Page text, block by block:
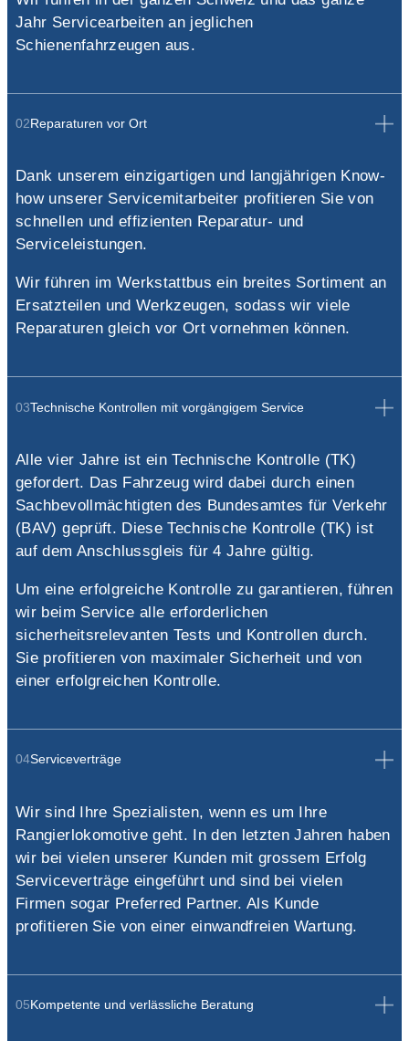
Jahr Servicearbeiten an jeglichen
Schienenfahrzeugen aus.
02 Reparaturen vor Ort
Dank unserem einzigartigen und langjährigen Know-
how unserer Servicemitarbeiter profitieren Sie von
schnellen und effizienten Reparatur- und
Serviceleistungen.
Wir führen im Werkstattbus ein breites Sortiment an
Ersatzteilen und Werkzeugen, sodass wir viele
Reparaturen gleich vor Ort vornehmen können.
03Technische Kontrollen mit vorgängigem Service
Alle vier Jahre ist ein Technische Kontrolle (TK)
gefordert. Das Fahrzeug wird dabei durch einen
Sachbevollmächtigten des Bundesamtes für Verkehr
(BAV) geprüft. Diese Technische Kontrolle (TK) ist
auf dem Anschlussgleis für 4 Jahre gültig.
Um eine erfolgreiche Kontrolle zu garantieren, führen
wir beim Service alle erforderlichen
sicherheitsrelevanten Tests und Kontrollen durch.
Sie profitieren von maximaler Sicherheit und von
einer erfolgreichen Kontrolle.
04Serviceverträge
Wir sind Ihre Spezialisten, wenn es um Ihre
Rangierlokomotive geht. In den letzten Jahren haben
wir bei vielen unserer Kunden mit grossem Erfolg
Serviceverträge eingeführt und sind bei vielen
Firmen sogar Preferred Partner. Als Kunde
profitieren Sie von einer einwandfreien Wartung.
05 Kompetente und verlässliche Beratung